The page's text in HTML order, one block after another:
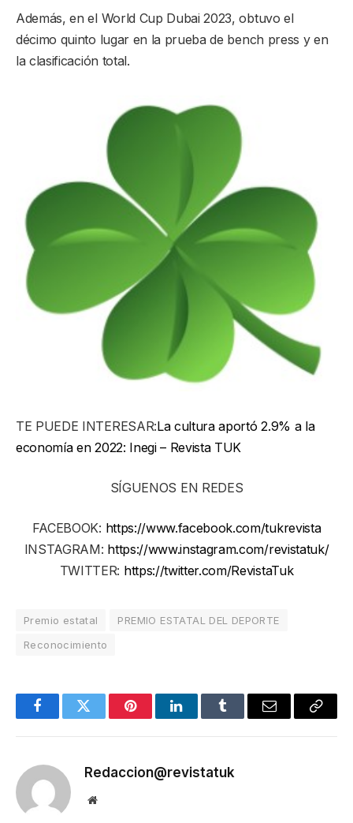
Además, en el World Cup Dubai 2023, obtuvo el
décimo quinto lugar en la prueba de bench press y en
la clasificación total.
TE PUEDE INTERESAR:La cultura aportó 2.9% a la
economía en 2022: Inegi – Revista TUK
SÍGUENOS EN REDES
FACEBOOK: https://www.facebook.com/tukrevista
INSTAGRAM: https://www.instagram.com/revistatuk/
TWITTER: https://twitter.com/RevistaTuk
Premio estatal
PREMIO ESTATAL DEL DEPORTE
Reconocimiento
FacebookTwitter PinterestLinkedInTumblr Email
Copy
Redaccion@revistatuk
Website